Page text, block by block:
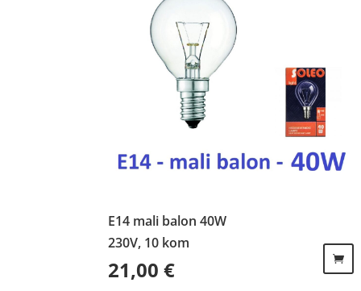
E14 mali balon 40W
230V, 10 kom
21,00€